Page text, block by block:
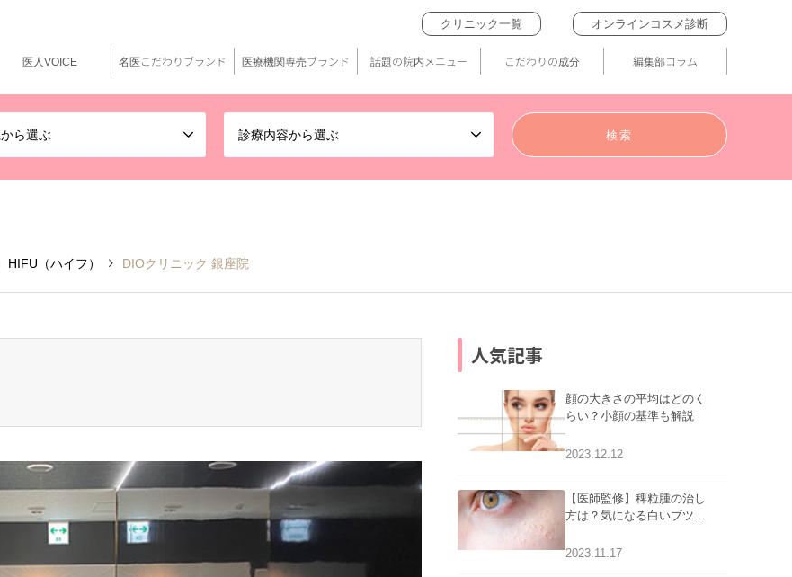
ら選ぶ 診療内容から選ぶ
クリニック一覧 オンラインコスメ診断
医人VOICE 名医こだわりブランド 医療機関専売ブランド 話題の院内メニュー こだわりの成分 編集部コラム
HIFU（ハイフ） DIOクリニック 銀座院
人気記事
顔の大きさの平均はどのく
らい？小顔の基準も解説
2023.12.12
【医師監修】稗粒腫の治し
方は？気になる白いブツブ
アについて
2023.11.17